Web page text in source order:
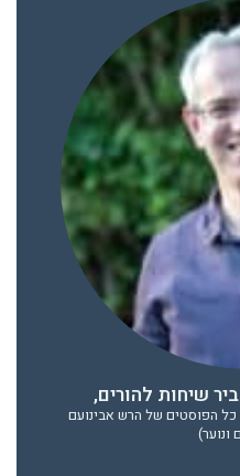
שיחות להורים,
הפוסטים של הרש אבינועם
ונוער)